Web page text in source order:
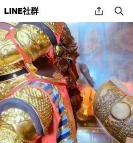
LINE社群 share